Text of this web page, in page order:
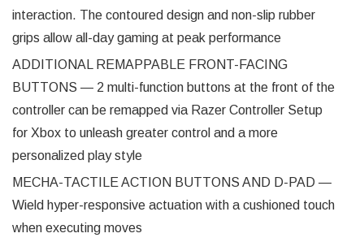
interaction. The contoured design and non-slip rubber
grips allow all-day gaming at peak performance
ADDITIONAL REMAPPABLE FRONT-FACING
BUTTONS — 2 multi-function buttons at the front of the
controller can be remapped via Razer Controller Setup
for Xbox to unleash greater control and a more
personalized play style
MECHA-TACTILE ACTION BUTTONS AND D-PAD —
Wield hyper-responsive actuation with a cushioned touch
when executing moves